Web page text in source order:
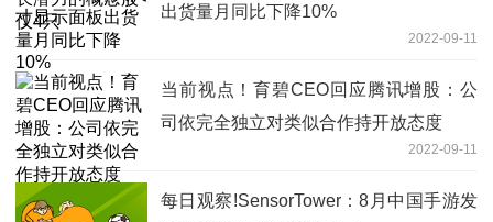
出货量月同比下降10%
2022-09-11
当前视点！育碧CEO回应腾讯增股：公
司依完全独立对类似合作持开放态度
2022-09-11
每日观察!SensorTower：8月中国手游发